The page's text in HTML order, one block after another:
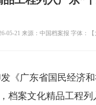
05-21 来源：中国档案报 字体：
《广东省国民经济
档案文化精品工程列